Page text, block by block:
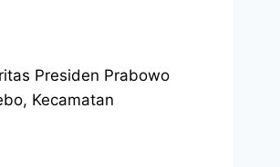
Presiden Prabowo
Kecamatan